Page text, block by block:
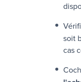
soit
cas